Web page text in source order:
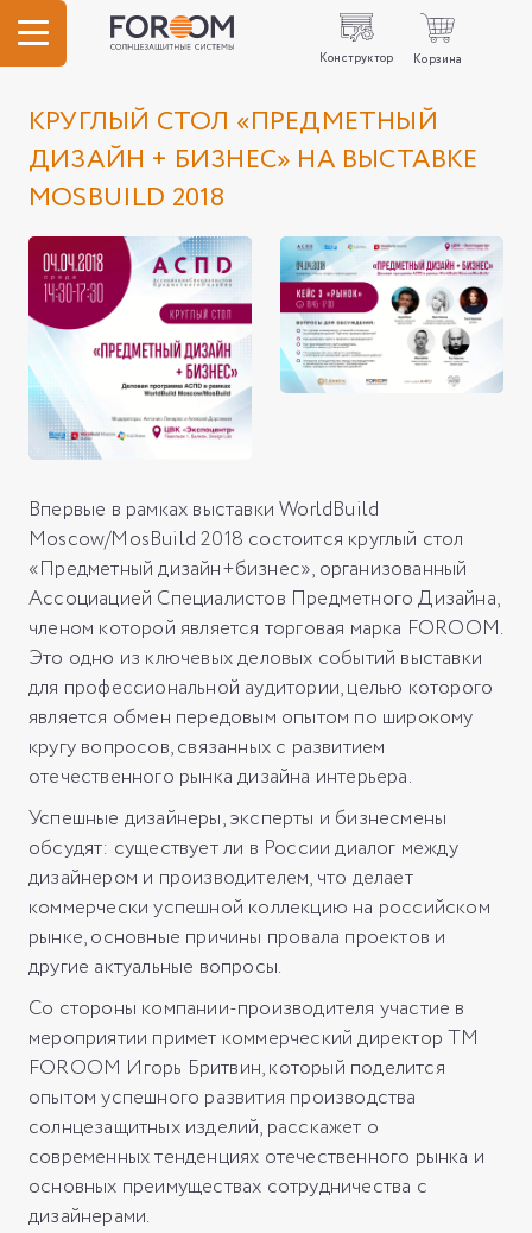
Конструктор Корзина
КРУГЛЫЙ СТОЛ «ПРЕДМЕТНЫЙ
ДИЗАЙН + БИЗНЕС» НА ВЫСТАВКЕ
MOSBUILD 2018
Впервые в рамках выставки WorldBuild
Moscow/MosBuild 2018 состоится круглый стол
«Предметный дизайн+бизнес», организованный
Ассоциацией Специалистов Предметного Дизайна,
членом которой является торговая марка FOROOM.
Это одно из ключевых деловых событий выставки
для профессиональной аудитории, целью которого
является обмен передовым опытом по широкому
кругу вопросов, связанных с развитием
отечественного рынка дизайна интерьера.
Успешные дизайнеры, эксперты и бизнесмены
обсудят: существует ли в России диалог между
дизайнером и производителем, что делает
коммерчески успешной коллекцию на российском
рынке, основные причины провала проектов и
другие актуальные вопросы.
Со стороны компании-производителя участие в
мероприятии примет коммерческий директор ТМ
FOROOM Игорь Бритвин, который поделится
опытом успешного развития производства
солнцезащитных изделий, расскажет о
современных тенденциях отечественного рынка и
основных преимуществах сотрудничества с
дизайнерами.